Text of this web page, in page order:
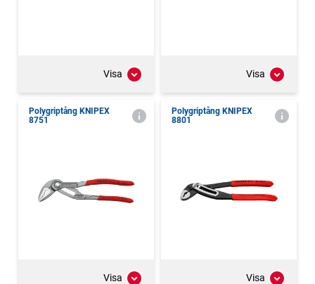
Visa Visa
Polygriptång KNIPEX
8751
Visa
Polygriptång KNIPEX
8801
Visa